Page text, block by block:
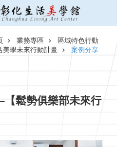
業務專區
區域特色行動
美學未來行動計畫
案例分享
【鬆勢俱樂部未來行